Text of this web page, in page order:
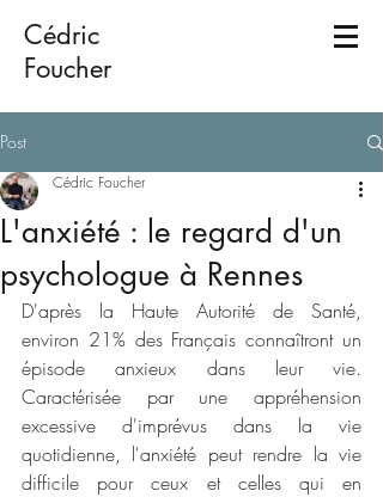
Cédric
Foucher
Post
L'anxiété : le regard d'un
psychologue à Rennes
Cédric Foucher
D'après la Haute Autorité de Santé,
environ 21% des Français connaîtront un
épisode anxieux dans leur vie.
Caractérisée par une appréhension
excessive d'imprévus dans la vie
quotidienne, l'anxiété peut rendre la vie
difficile pour ceux et celles qui en